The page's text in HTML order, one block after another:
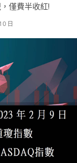
僅費半收紅!
日